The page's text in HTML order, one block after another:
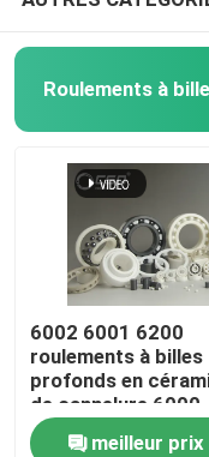
Incidence en
Étanchéité
Roulements à
6002 6001 6200
roulements à billes
profonds en
de cannelure 6000
Si3N4 SSiC ZrO2
meilleur prix